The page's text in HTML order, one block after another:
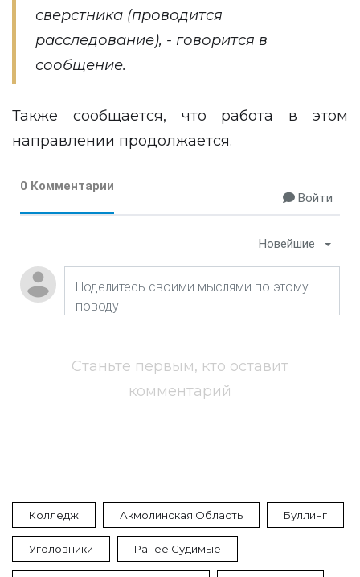
сверстника (проводится
расследование), - говорится в
сообщение.
Также сообщается, что работа в этом
направлении продолжается.
0 Комментарии
Войти
Новейшие
Станьте первым, кто оставит
комментарий
Колледж Акмолинская Область Буллинг
Уголовники Ранее Судимые